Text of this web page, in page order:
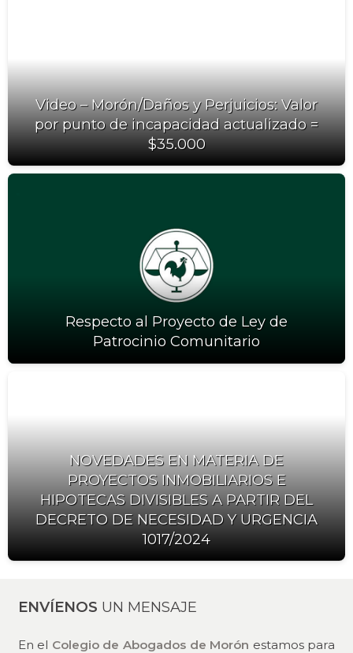
Video – Morón/Daños y Perjuicios: Valor
por punto de incapacidad actualizado =
$35.000
Respecto al Proyecto de Ley de
Patrocinio Comunitario
NOVEDADES EN MATERIA DE
PROYECTOS INMOBILIARIOS E
HIPOTECAS DIVISIBLES A PARTIR DEL
DECRETO DE NECESIDAD Y URGENCIA
1017/2024
ENVÍENOS UN MENSAJE
En el Colegio de Abogados de Morón estamos para